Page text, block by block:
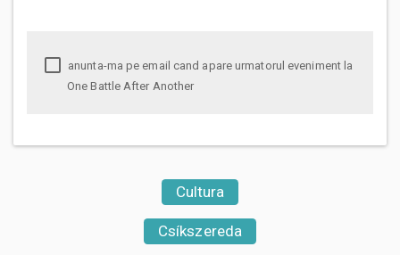
One Battle After Another
Cultura
Csíkszereda